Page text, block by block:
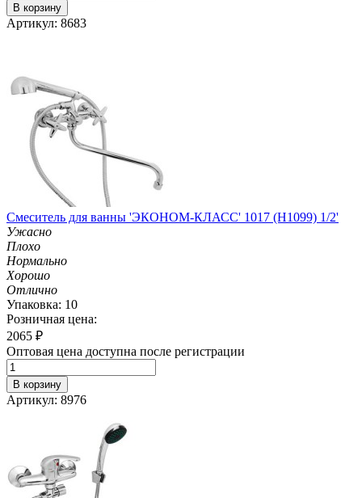
В корзину
Артикул: 8683
Смеситель для ванны 'ЭКОНОМ-КЛАСС' 1017 (H1099) 1/2'
Ужасно
Плохо
Нормально
Хорошо
Отлично
Упаковка: 10
Розничная цена:
2065 ₽
Оптовая цена доступна после регистрации
В корзину
Артикул: 8976